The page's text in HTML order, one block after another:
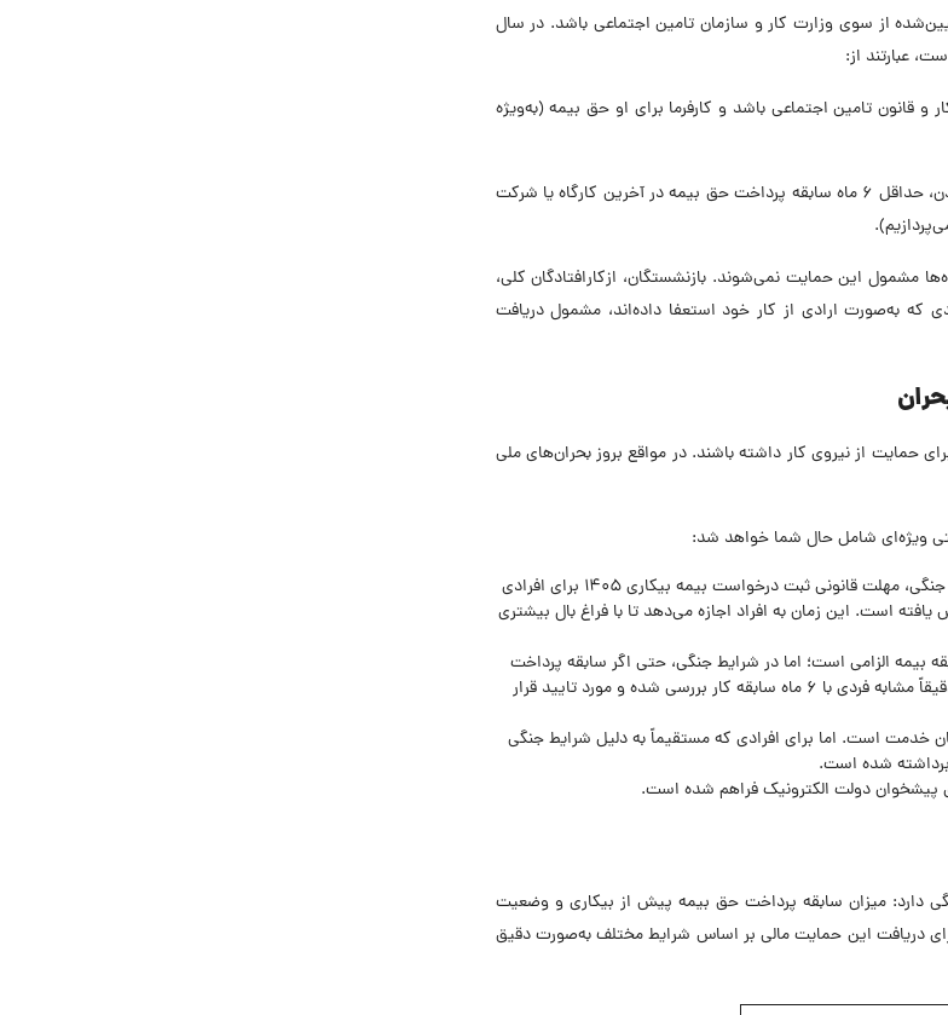
از سوی وزارت کار و سازمان تامین اجتماعی باشد. در سال
و قانون تامین اجتماعی باشد و کارفرما برای او حق بیمه (به‌ویژه
فرد متقاضی باید پیش از تاریخ بیکار شدن، حداقل ۶ ماه سابقه پرداخت حق بیمه در آخرین کارگاه یا شرکت
مشمول این حمایت نمی‌شوند. بازنشستگان، ازکارافتادگان کلی،
که به‌صورت ارادی از کار خود استعفا داده‌اند، مشمول دریافت
حمایت از نیروی کار داشته باشند. در مواقع بروز بحران‌های ملی
ویژه‌ای شامل حال شما خواهد شد:
بر اساس دستورالعمل‌های ویژه شرایط جنگی، مهلت قانونی ثبت درخواست بیمه بیکاری ۱۴۰۵ برای افرادی
به بعد بیکار شده‌اند، از ۳۰ روز به ۹۰ روز افزایش یافته است. این زمان به افراد اجازه می‌دهد تا با فراغ بال بیشتری
داشتن حداقل ۶ ماه سابقه بیمه الزامی است؛ اما در شرایط جنگی، حتی اگر سابقه پرداخت
حق بیمه فرد کمتر از ۶ ماه باشد، پرونده او در کمیسیون‌های مربوطه دقیقاً مشابه فردی با ۶ ماه سابقه کار بررسی شده و مورد تایید قرار
خدمت است. اما برای افرادی که مستقیماً به دلیل شرایط جنگی
برداشته شده است.
پیشخوان دولت الکترونیک فراهم شده است.
دارد: میزان سابقه پرداخت حق بیمه پیش از بیکاری و وضعیت
دریافت این حمایت مالی بر اساس شرایط مختلف به‌صورت دقیق